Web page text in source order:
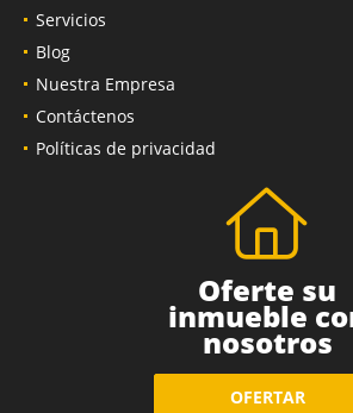
Servicios
Blog
Nuestra Empresa
Contáctenos
Políticas de privacidad
Oferte su
inmueble
nosotros
OFERTAR